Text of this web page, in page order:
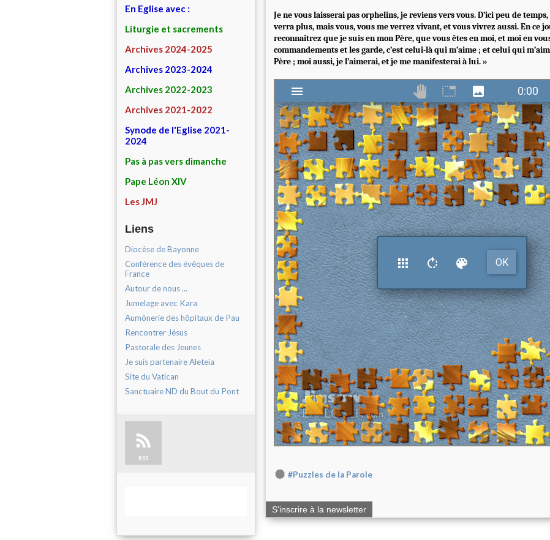
En Eglise avec :
Liturgie et sacrements
Archives 2024-2025
Archives 2023-2024
Archives 2022-2023
Archives 2021-2022
Synode de l'Eglise 2021-
2024
Pas à pas vers dimanche
Pape Léon XIV
Les JMJ
Liens
Diocèse de Bayonne
Conférence des évêques de
France
Autour de nous ...
Jumelage avec Kara
Aumônerie des hôpitaux de Pau
Rencontrer Jésus
Pastorale des Jeunes
Je suis partenaire Aleteia
Site du Vatican
Sanctuaire ND du Bout du Pont
RSS
Je ne vous laisserai pas orphelins, je reviens vers vous. D’ici peu de
verra plus, mais vous, vous me verrez vivant, et vous vivrez aussi. En ce
reconnaîtrez que je suis en mon Père, que vous êtes en moi, et moi en
commandements et les garde, c’est celui-là qui m’aime ; et celui qui
Père ; moi aussi, je l’aimerai, et je me manifesterai à lui. »
#Puzzles de la Parole
S'inscrire à la newsletter